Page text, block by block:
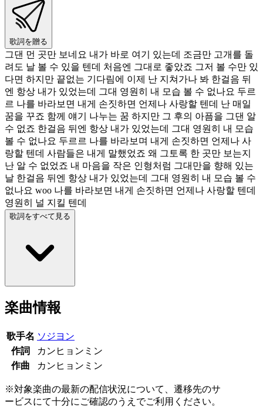
歌詞を贈る
그댄 먼 곳만 보네요 내가 바로 여기 있는데 조금만 고개를 돌
려도 날 볼 수 있을 텐데 처음엔 그대로 좋았죠 그저 볼 수만 있
다면 하지만 끝없는 기다림에 이제 난 지쳐가나 봐 한걸음 뒤
엔 항상 내가 있었는데 그대 영원히 내 모습 볼 수 없나요 두르
르 나를 바라보면 내게 손짓하면 언제나 사랑할 텐데 난 매일
꿈을 꾸죠 함께 얘기 나누는 꿈 하지만 그 후의 아픔을 그댄 알
수 없죠 한걸음 뒤엔 항상 내가 있었는데 그대 영원히 내 모습
볼 수 없나요 두르르 나를 바라보며 내게 손짓하면 언제나 사
랑할 텐데 사람들은 내게 말했었죠 왜 그토록 한 곳만 보는지
난 알 수 없었죠 내 마음을 작은 인형처럼 그대만을 향해 있는
날 한걸음 뒤엔 항상 내가 있었는데 그대 영원히 내 모습 볼 수
없나요 woo 나를 바라보면 내게 손짓하면 언제나 사랑할 텐데
영원히 널 지킬 텐데
歌詞をすべて見る
楽曲情報
歌手名 ソジヨン
作詞
カンヒョンミン
作曲
カンヒョンミン
※対象楽曲の最新の配信状況について、遷移先のサ
ービスにて十分にご確認のうえでご利用ください。